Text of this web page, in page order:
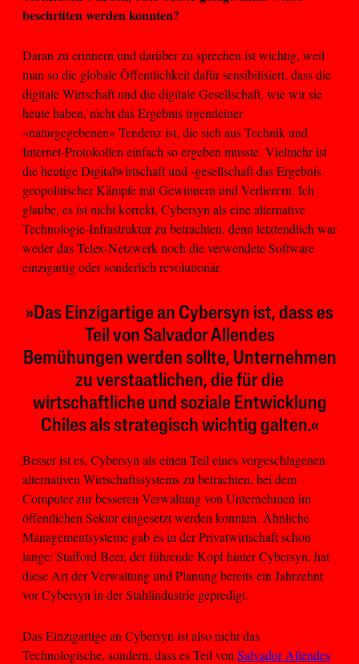
beschritten werden konnten?
Daran zu erinnern und darüber zu sprechen ist wichtig, weil
man so die globale Öffentlichkeit dafür sensibilisiert, dass die
digitale Wirtschaft und die digitale Gesellschaft, wie wir sie
heute haben, nicht das Ergebnis irgendeiner
»naturgegebenen« Tendenz ist, die sich aus Technik und
Internet-Protokollen einfach so ergeben musste. Vielmehr ist
die heutige Digitalwirtschaft und -gesellschaft das Ergebnis
geopolitischer Kämpfe mit Gewinnern und Verlierern. Ich
glaube, es ist nicht korrekt, Cybersyn als eine alternative
Technologie-Infrastruktur zu betrachten, denn letztendlich war
weder das Telex-Netzwerk noch die verwendete Software
einzigartig oder sonderlich revolutionär.
»Das Einzigartige an Cybersyn ist, dass es
Teil von Salvador Allendes
Bemühungen werden sollte, Unternehmen
zu verstaatlichen, die für die
wirtschaftliche und soziale Entwicklung
Chiles als strategisch wichtig galten.«
Besser ist es, Cybersyn als einen Teil eines vorgeschlagenen
alternativen Wirtschaftssystems zu betrachten, bei dem
Computer zur besseren Verwaltung von Unternehmen im
öffentlichen Sektor eingesetzt werden konnten. Ähnliche
Managementsysteme gab es in der Privatwirtschaft schon
lange: Stafford Beer, der führende Kopf hinter Cybersyn, hat
diese Art der Verwaltung und Planung bereits ein Jahrzehnt
vor Cybersyn in der Stahlindustrie gepredigt.
Das Einzigartige an Cybersyn ist also nicht das
Technologische, sondern, dass es Teil von Salvador Allendes